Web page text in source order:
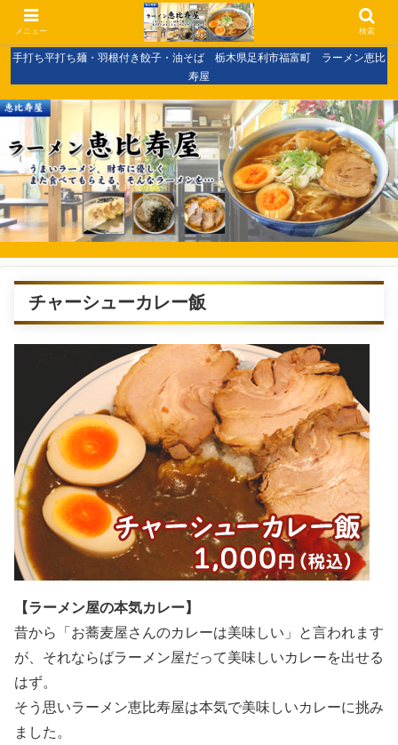
手打ち平打ち麺・羽根付き餃子・油そば 栃木県足利市福富町 ラーメン恵比
寿屋
チャーシューカレー飯
【ラーメン屋の本気カレー】
昔から「お蕎麦屋さんのカレーは美味しい」と言われます
が、それならばラーメン屋だって美味しいカレーを出せる
はず。
そう思いラーメン恵比寿屋は本気で美味しいカレーに挑み
ました。
メニュー 検索